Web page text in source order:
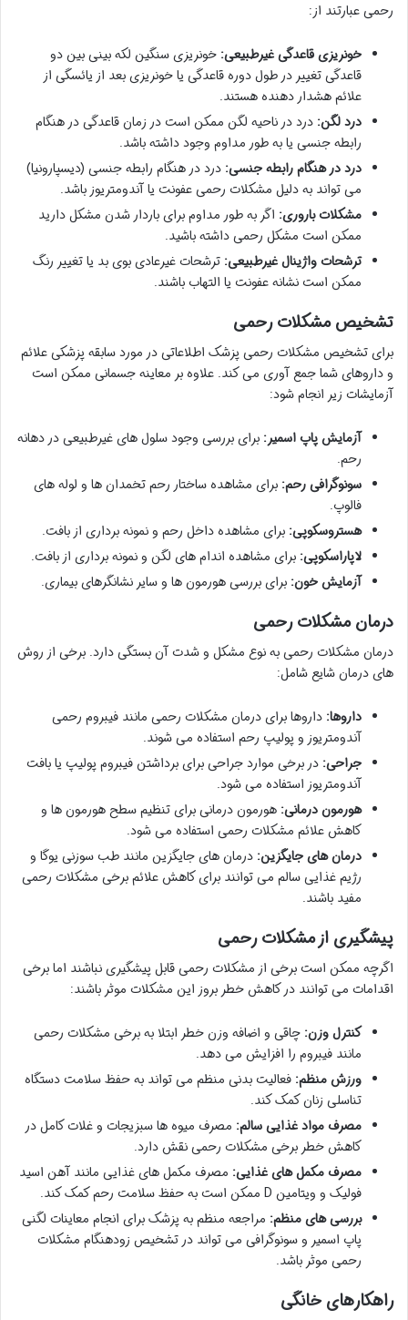
رحمی عبارتند از:
خونریزی قاعدگی غیرطبیعی: خونریزی سنگین لکه بینی بین دو
قاعدگی تغییر در طول دوره قاعدگی یا خونریزی بعد از یائسگی از
علائم هشدار دهنده هستند.
درد لگن: درد در ناحیه لگن ممکن است در زمان قاعدگی در هنگام
رابطه جنسی یا به طور مداوم وجود داشته باشد.
درد در هنگام رابطه جنسی: درد در هنگام رابطه جنسی (دیسپارونیا)
می تواند به دلیل مشکلات رحمی عفونت یا آندومتریوز باشد.
مشکلات باروری: اگر به طور مداوم برای باردار شدن مشکل دارید
ممکن است مشکل رحمی داشته باشید.
ترشحات واژینال غیرطبیعی: ترشحات غیرعادی بوی بد یا تغییر رنگ
ممکن است نشانه عفونت یا التهاب باشند.
تشخیص مشکلات رحمی
برای تشخیص مشکلات رحمی پزشک اطلاعاتی در مورد سابقه پزشکی علائم
و داروهای شما جمع آوری می کند. علاوه بر معاینه جسمانی ممکن است
آزمایشات زیر انجام شود:
آزمایش پاپ اسمیر: برای بررسی وجود سلول های غیرطبیعی در دهانه
رحم.
سونوگرافی رحم: برای مشاهده ساختار رحم تخمدان ها و لوله های
فالوپ.
هستروسکوپی: برای مشاهده داخل رحم و نمونه برداری از بافت.
لاپاراسکوپی: برای مشاهده اندام های لگن و نمونه برداری از بافت.
آزمایش خون: برای بررسی هورمون ها و سایر نشانگرهای بیماری.
درمان مشکلات رحمی
درمان مشکلات رحمی به نوع مشکل و شدت آن بستگی دارد. برخی از روش
های درمان شایع شامل:
داروها: داروها برای درمان مشکلات رحمی مانند فیبروم رحمی
آندومتریوز و پولیپ رحم استفاده می شوند.
جراحی: در برخی موارد جراحی برای برداشتن فیبروم پولیپ یا بافت
آندومتریوز استفاده می شود.
هورمون درمانی: هورمون درمانی برای تنظیم سطح هورمون ها و
کاهش علائم مشکلات رحمی استفاده می شود.
درمان های جایگزین: درمان های جایگزین مانند طب سوزنی یوگا و
رژیم غذایی سالم می توانند برای کاهش علائم برخی مشکلات رحمی
مفید باشند.
پیشگیری از مشکلات رحمی
اگرچه ممکن است برخی از مشکلات رحمی قابل پیشگیری نباشند اما برخی
اقدامات می توانند در کاهش خطر بروز این مشکلات موثر باشند:
کنترل وزن: چاقی و اضافه وزن خطر ابتلا به برخی مشکلات رحمی
مانند فیبروم را افزایش می دهد.
ورزش منظم: فعالیت بدنی منظم می تواند به حفظ سلامت دستگاه
تناسلی زنان کمک کند.
مصرف مواد غذایی سالم: مصرف میوه ها سبزیجات و غلات کامل در
کاهش خطر برخی مشکلات رحمی نقش دارد.
مصرف مکمل های غذایی: مصرف مکمل های غذایی مانند آهن اسید
فولیک و ویتامین D ممکن است به حفظ سلامت رحم کمک کند.
بررسی های منظم: مراجعه منظم به پزشک برای انجام معاینات لگنی
پاپ اسمیر و سونوگرافی می تواند در تشخیص زودهنگام مشکلات
رحمی موثر باشد.
راهکارهای خانگی